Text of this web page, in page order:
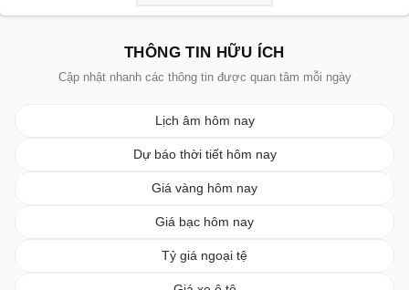
THÔNG TIN HỮU ÍCH
Cập nhật nhanh các thông tin được quan tâm mỗi ngày
Lịch âm hôm nay
Dự báo thời tiết hôm nay
Giá vàng hôm nay
Giá bạc hôm nay
Tỷ giá ngoại tệ